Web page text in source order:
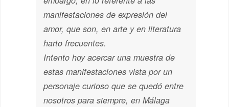
manifestaciones de expresión del
amor, que son, en arte y en literatura
harto frecuentes.
Intento hoy acercar una muestra de
estas manifestaciones vista por un
personaje curioso que se quedó entre
nosotros para siempre, en Málaga